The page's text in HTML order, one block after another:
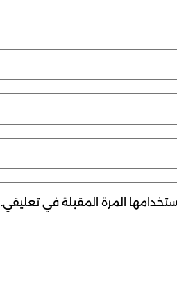
المرة المقبلة في تعليقي.